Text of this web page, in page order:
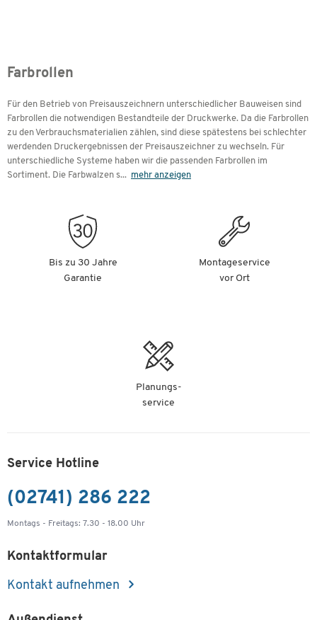
Farbrollen
Für den Betrieb von Preisauszeichnern unterschiedlicher Bauweisen sind
Farbrollen die notwendigen Bestandteile der Druckwerke. Da die Farbrollen
zu den Verbrauchsmaterialien zählen, sind diese spätestens bei schlechter
werdenden Druckergebnissen der Preisauszeichner zu wechseln. Für
unterschiedliche Systeme haben wir die passenden Farbrollen im
Sortiment. Die Farbwalzen s... mehr anzeigen
Bis zu 30 Jahre
Garantie
Montageservice
vor Ort
Planungs-
service
Service Hotline
(02741) 286 222
Montags - Freitags: 7.30 - 18.00 Uhr
Kontaktformular
Kontakt aufnehmen